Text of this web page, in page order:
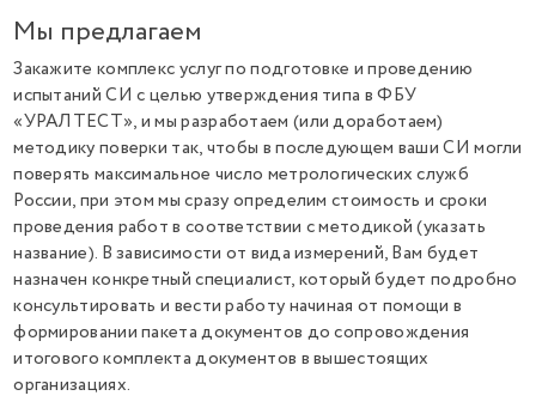
Мы предлагаем
Закажите комплекс услуг по подготовке и проведению
испытаний СИ с целью утверждения типа в ФБУ
«УРАЛТЕСТ», и мы разработаем (или доработаем)
методику поверки так, чтобы в последующем ваши СИ могли
поверять максимальное число метрологических служб
России, при этом мы сразу определим стоимость и сроки
проведения работ в соответствии с методикой (указать
название). В зависимости от вида измерений, Вам будет
назначен конкретный специалист, который будет подробно
консультировать и вести работу начиная от помощи в
формировании пакета документов до сопровождения
итогового комплекта документов в вышестоящих
организациях.